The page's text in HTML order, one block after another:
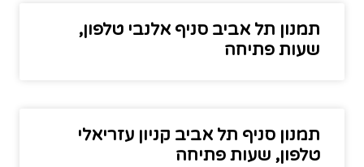
תמנון תל אביב סניף אלנבי טלפון,
שעות פתיחה
תמנון סניף תל אביב קניון עזריאלי
טלפון, שעות פתיחה